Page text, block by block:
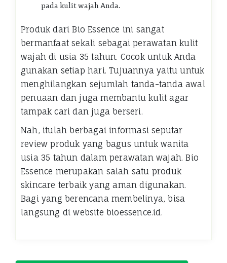
pada kulit wajah Anda.
Produk dari Bio Essence ini sangat
bermanfaat sekali sebagai perawatan kulit
wajah di usia 35 tahun. Cocok untuk Anda
gunakan setiap hari. Tujuannya yaitu untuk
menghilangkan sejumlah tanda-tanda awal
penuaan dan juga membantu kulit agar
tampak cari dan juga berseri.
Nah, itulah berbagai informasi seputar
review produk yang bagus untuk wanita
usia 35 tahun dalam perawatan wajah. Bio
Essence merupakan salah satu produk
skincare terbaik yang aman digunakan.
Bagi yang berencana membelinya, bisa
langsung di website bioessence.id.